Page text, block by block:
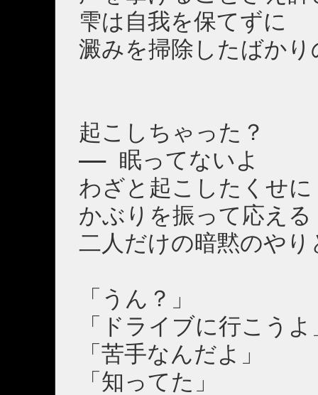
雫は自我を保てずに
澱みを掃除したばか
起こしちゃった？
―― 眠ってないよ
わざと起こしたくせに
かぶりを振って応える
二人だけの暗黙のやり
「うん？」
「ドライブに行こうよ
「苦手なんだよ」
「知ってた」